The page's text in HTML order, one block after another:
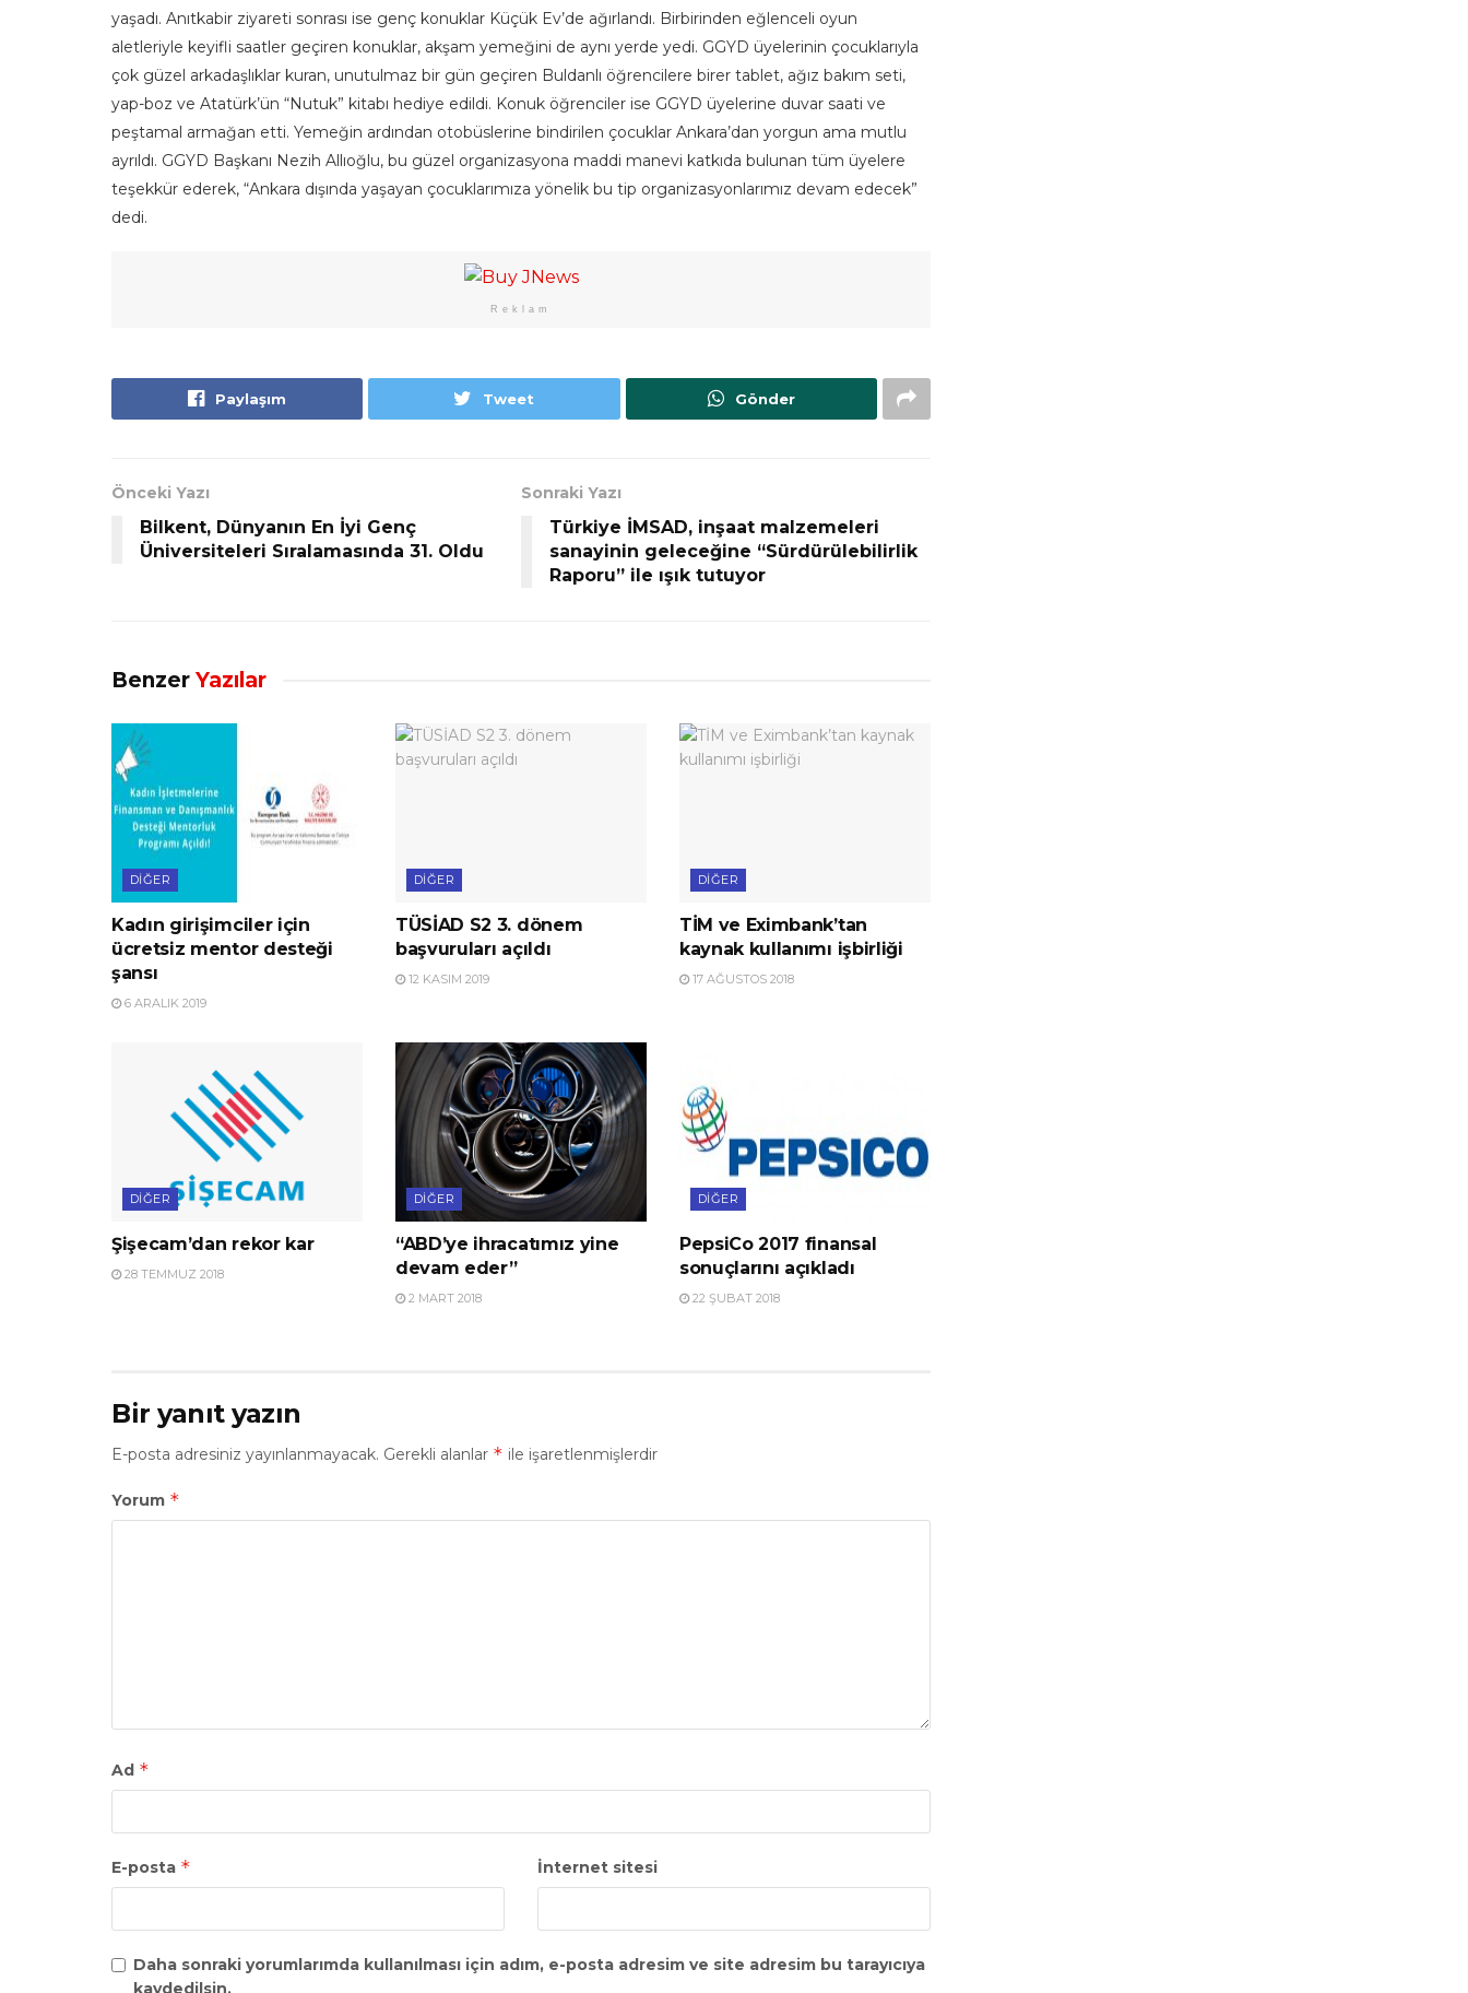
yaşadı. Anıtkabir ziyareti sonrası ise genç konuklar Küçük Ev’de ağırlandı. Birbirinden eğlenceli oyun
aletleriyle keyifli saatler geçiren konuklar, akşam yemeğini de aynı yerde yedi. GGYD üyelerinin çocuklarıyla
çok güzel arkadaşlıklar kuran, unutulmaz bir gün geçiren Buldanlı öğrencilere birer tablet, ağız bakım seti,
yap-boz ve Atatürk’ün “Nutuk” kitabı hediye edildi. Konuk öğrenciler ise GGYD üyelerine duvar saati ve
peştamal armağan etti. Yemeğin ardından otobüslerine bindirilen çocuklar Ankara’dan yorgun ama mutlu
ayrıldı. GGYD Başkanı Nezih Allıoğlu, bu güzel organizasyona maddi manevi katkıda bulunan tüm üyelere
teşekkür ederek, “Ankara dışında yaşayan çocuklarımıza yönelik bu tip organizasyonlarımız devam edecek”
dedi.
Reklam
Paylaşım Tweet Gönder
Önceki Yazı
Bilkent, Dünyanın En İyi Genç
Üniversiteleri Sıralamasında 31. Oldu
Sonraki Yazı
Türkiye İMSAD, inşaat malzemeleri
sanayinin geleceğine “Sürdürülebilirlik
Raporu” ile ışık tutuyor
Benzer Yazılar
DIĞER
Kadın girişimciler için
ücretsiz mentor desteği
şansı
6 ARALIK 2019
DIĞER
TÜSİAD S2 3. dönem
başvuruları açıldı
12 KASIM 2019
DIĞER
TİM ve Eximbank’tan
kaynak kullanımı işbirliği
17 AĞUSTOS 2018
DIĞER
Şişecam’dan rekor kar
28 TEMMUZ 2018
DIĞER
“ABD’ye ihracatımız yine
devam eder”
2 MART 2018
DIĞER
PepsiCo 2017 finansal
sonuçlarını açıkladı
22 ŞUBAT 2018
Bir yanıt yazın
E-posta adresiniz yayınlanmayacak. Gerekli alanlar * ile işaretlenmişlerdir
Yorum *
Ad *
E-posta * İnternet sitesi
Daha sonraki yorumlarımda kullanılması için adım, e-posta adresim ve site adresim bu tarayıcıya